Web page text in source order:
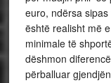
euro, ndërsa
është realisht më
minimale të
dëshmon
përballuar